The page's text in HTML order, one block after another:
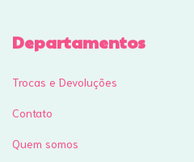
Departamentos
Trocas e Devoluções
Contato
Quem somos